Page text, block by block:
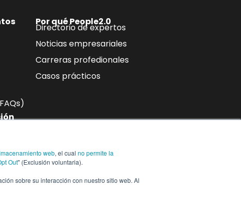
web, el cual no permite la
Out" (Exclusión voluntaria).
sobre su interacción con nuestro sitio web. Al
Por qué People2.0
Directorio de expertos
Noticias empresariales
Carreras profedionales
Casos prácticos
obra,
Suscríbase a